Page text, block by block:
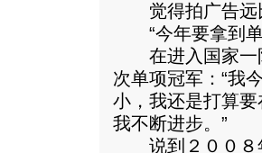
觉得拍广告远
“今年要拿到单
在进入国家一
次单项冠军：“我
小，我还是打算
我不断进步。”
说到２００８